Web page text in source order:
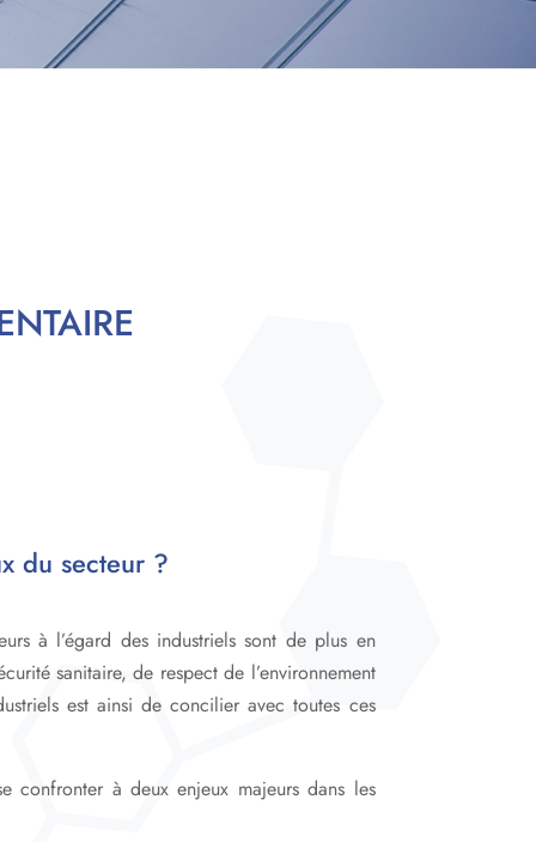
du secteur ?
à l’égard des industriels sont de plus en
sanitaire, de respect de l’environnement
est ainsi de concilier avec toutes ces
confronter à deux enjeux majeurs dans les